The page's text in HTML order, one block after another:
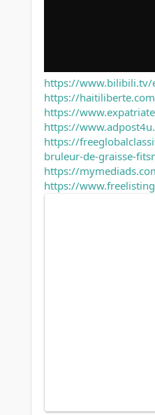
https://
https://
https://
https://
https://
bruleur-de-graisse-
https://
https://